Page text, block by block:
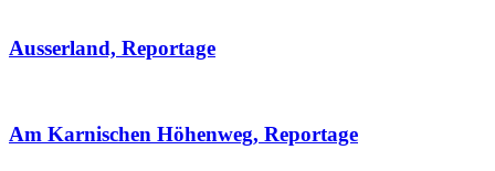
Ausserland, Reportage
Am Karnischen Höhenweg, Reportage